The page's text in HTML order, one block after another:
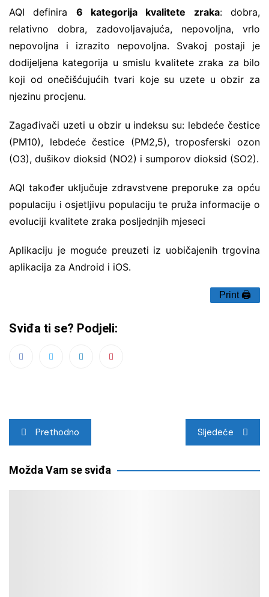
AQI definira 6 kategorija kvalitete zraka: dobra,
relativno dobra, zadovoljavajuća, nepovoljna, vrlo
nepovoljna i izrazito nepovoljna. Svakoj postaji je
dodijeljena kategorija u smislu kvalitete zraka za bilo
koji od onečišćujućih tvari koje su uzete u obzir za
njezinu procjenu.
Zagađivači uzeti u obzir u indeksu su: lebdeće čestice
(PM10), lebdeće čestice (PM2,5), troposferski ozon
(O3), dušikov dioksid (NO2) i sumporov dioksid (SO2).
AQI također uključuje zdravstvene preporuke za opću
populaciju i osjetljivu populaciju te pruža informacije o
evoluciji kvalitete zraka posljednjih mjeseci
Aplikaciju je moguće preuzeti iz uobičajenih trgovina
aplikacija za Android i iOS.
Print 🖨
Sviđa ti se? Podjeli:
Navigacija
objava
Prethodno Sljedeće
Možda Vam se sviđa